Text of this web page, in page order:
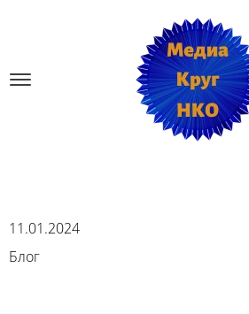
11.01.2024
Блог